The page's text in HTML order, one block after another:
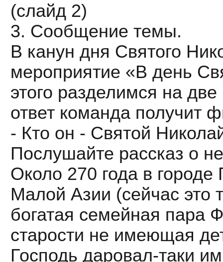
(слайд 2)
3. Сообщение темы.
В канун дня Святого
мероприятие «В день
этого разделимся на
ответ команда получит
- Кто он - Святой
Послушайте рассказ о
Около 270 года в
Малой Азии (сейчас это
богатая семейная пара
старости не имеющая
Господь даровал-таки